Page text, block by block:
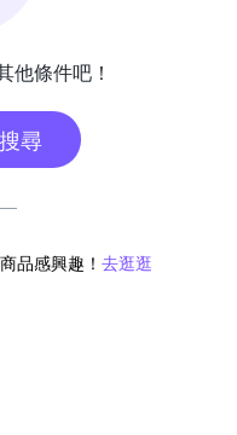
他條件吧！
尋
品感興趣！ 去逛逛